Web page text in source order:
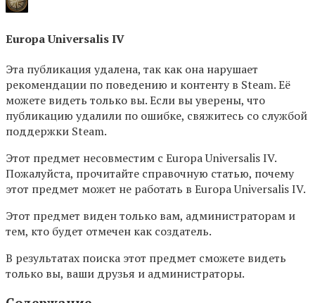
Europa Universalis IV
Эта публикация удалена, так как она нарушает
рекомендации по поведению и контенту в Steam. Её
можете видеть только вы. Если вы уверены, что
публикацию удалили по ошибке, свяжитесь со службой
поддержки Steam.
Этот предмет несовместим с Europa Universalis IV.
Пожалуйста, прочитайте справочную статью, почему
этот предмет может не работать в Europa Universalis IV.
Этот предмет виден только вам, администраторам и
тем, кто будет отмечен как создатель.
В результатах поиска этот предмет сможете видеть
только вы, ваши друзья и администраторы.